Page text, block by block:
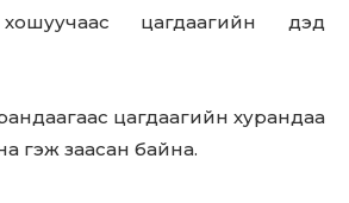
цагдаагийн дэд
цагдаагийн хурандаа
гэж заасан байна.